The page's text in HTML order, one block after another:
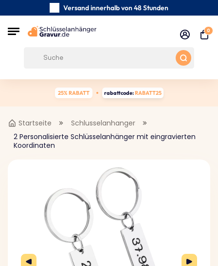
Versand innerhalb von 48 Stunden
0
25% RABATT rabattcode:RABATT25
Startseite
Schlusselanhanger
2 Personalisierte Schlüsselanhänger mit eingravierten
Koordinaten